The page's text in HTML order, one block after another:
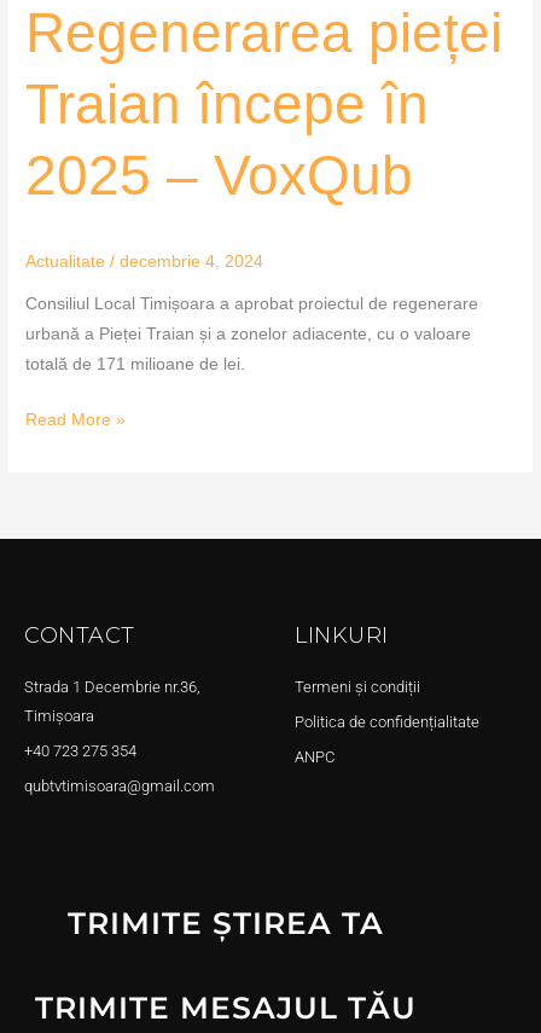
Regenerarea pieței
Traian începe în
2025 – VoxQub
Actualitate /decembrie 4, 2024
Consiliul Local Timișoara a aprobat proiectul de regenerare
urbană a Pieței Traian și a zonelor adiacente, cu o valoare
totală de 171 milioane de lei.
Read More »
CONTACT
Strada 1 Decembrie nr.36,
Timișoara
+40 723 275 354
qubtvtimisoara@gmail.com
LINKURI
Termeni și condiții
Politica de confidențialitate
ANPC
TRIMITE ȘTIREA TA
TRIMITE MESAJUL TĂU